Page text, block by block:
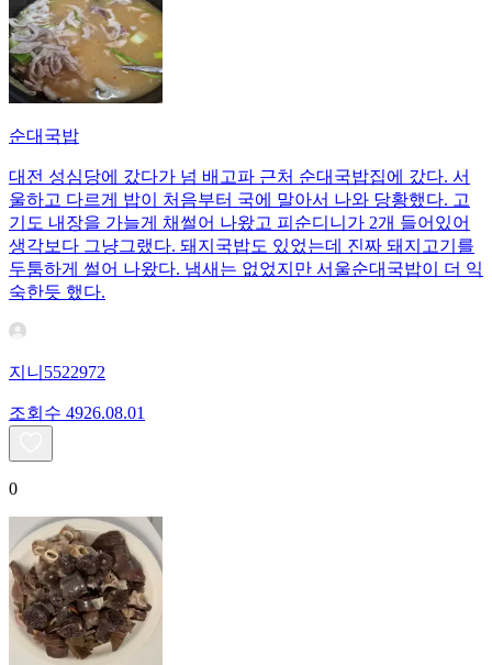
순대국밥
대전 성심당에 갔다가 넘 배고파 근처 순대국밥집에 갔다. 서
울하고 다르게 밥이 처음부터 국에 말아서 나와 당황했다. 고
기도 내장을 가늘게 채썰어 나왔고 피순디니가 2개 들어있어
생각보다 그냥그랬다. 돼지국밥도 있었는데 진짜 돼지고기를
두툼하게 썰어 나왔다. 냄새는 없었지만 서울순대국밥이 더 익
숙한듯 했다.
지니5522972
조회수 4926.08.01
0